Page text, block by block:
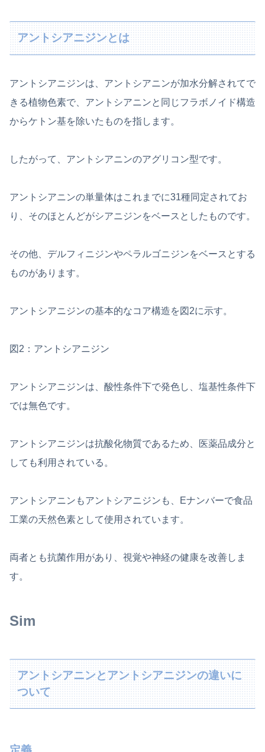
アントシアニジンとは
アントシアニジンは、アントシアニンが加水分解されてで
きる植物色素で、アントシアニンと同じフラボノイド構造
からケトン基を除いたものを指します。
したがって、アントシアニンのアグリコン型です。
アントシアニンの単量体はこれまでに31種同定されてお
り、そのほとんどがシアニジンをベースとしたものです。
その他、デルフィニジンやペラルゴニジンをベースとする
ものがあります。
アントシアニジンの基本的なコア構造を図2に示す。
図2：アントシアニジン
アントシアニジンは、酸性条件下で発色し、塩基性条件下
では無色です。
アントシアニジンは抗酸化物質であるため、医薬品成分と
しても利用されている。
アントシアニンもアントシアニジンも、Eナンバーで食品
工業の天然色素として使用されています。
両者とも抗菌作用があり、視覚や神経の健康を改善しま
す。
Sim
アントシアニンとアントシアニジンの違いに
ついて